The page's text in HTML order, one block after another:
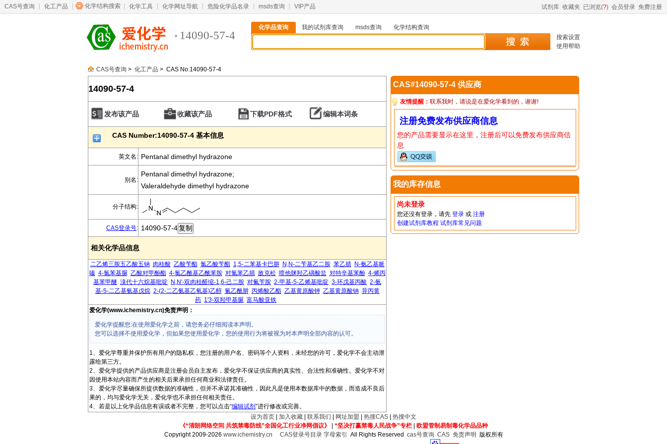
CAS号查询 化工产品 化学结构搜索 化学工具 化学网址导航 危险化学品名录 msds查询 VIP产品 试剂库 收藏夹 已浏览(?) 会员登录 免费注册
14090-57-4
化学品查询 我的试剂库查询 msds查询
化学结构查询
搜索设置
使用帮助
CAS号查询 > 化工产品 > CAS No.14090-57-4
14090-57-4
发布该产品 收藏该产品 下载PDF格式 编辑本词条
CAS Number:14090-57-4 基本信息
英文名: Pentanal dimethyl hydrazone
别名:
Pentanal dimethyl hydrazone;
Valeraldehyde dimethyl hydrazone
分子结构:
CAS登录号: 14090-57-4
相关化学品信息
二乙烯三胺五乙酸五钠 肉桂酸 乙酸苄酯 氯乙酸苄酯 1,5-二苯基卡巴肼 N,N-二苄基乙二胺 苯乙腈
N-氨乙基哌
嗪 4-氯苯基脲 乙酸对甲酚酯 4-氯乙酰基乙酰苯胺 对氯苯乙腈 敌克松 喷他脒羟乙磺酸盐 对特辛基苯酚 4-烯丙
基苯甲醚 溴代十六烷基吡啶 N,N'-双肉桂醛缩-1,6-己二胺 对氟苄胺 2-甲基-5-乙烯基吡啶 3-环戊基丙酸 2-氨
基-5-二乙基氨基戊烷 2-(2-二乙氨基乙氧基)乙醇 氰乙酰肼 丙烯酸乙酯 乙基黄原酸钾 乙基黄原酸钠 异丙黄
药 1'3-双羟甲基脲 富马酸亚铁
爱化学(www.ichemistry.cn)免责声明：
爱化学提醒您:在使用爱化学之前，请您务必仔细阅读本声明。
您可以选择不使用爱化学，但如果您使用爱化学，您的使用行为将被视为对本声明全部内容的认可。
1、爱化学尊重并保护所有用户的隐私权，您注册的用户名、密码等个人资料，未经您的许可，爱化学不会主动泄
露给第三方。
2、爱化学提供的产品供应商是注册会员自主发布，爱化学不保证供应商的真实性、合法性和准确性。爱化学不对
因使用本站内容而产生的相关后果承担任何商业和法律责任。
3、爱化学尽量确保所提供数据的准确性，但并不承诺其准确性，因此凡是使用本数据库中的数据，而造成不良后
果的，均与爱化学无关，爱化学也不承担任何相关责任。
4、若是以上化学品信息有误或者不完整，您可以点击“编辑试剂 ”进行修改或完善。
CAS#14090-57-4 供应商
友情提醒： 联系我时，请说是在爱化学看到的，谢谢!
注册免费发布供应商信息
您的产品需要显示在这里，注册后可以免费发布供应商信
息
我的库存信息
尚未登录
您还没有登录，请先 登录或 注册
创建试剂库教程 试剂库常见问题
设为首页 加入收藏 联系我们 网址加盟 热搜CAS
热搜中文
《“清朗网络空间 共筑禁毒防线”全国化工行业净网倡议》
“坚决打赢禁毒人民战争”专栏|
欧盟管制易制毒化学品品种
Copyright 2009-2026 www.ichemistry.cn CAS登录号目录 字母索引 All Rights Reserved cas号查询 CAS 免责声明 版权所有